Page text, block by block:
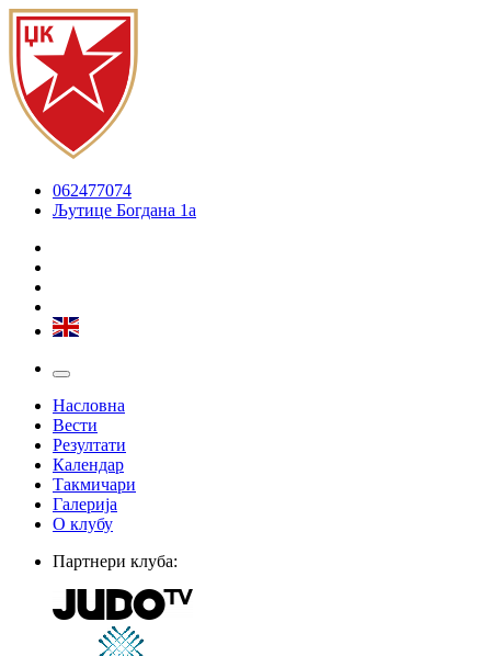
062477074
Љутице Богдана 1а
Насловна
Вести
Резултати
Календар
Такмичари
Галерија
О клубу
Партнери клуба: